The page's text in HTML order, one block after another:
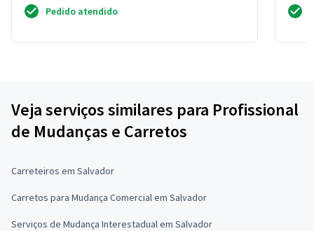
Pedido atendido
Veja serviços similares para Profissional
de Mudanças e Carretos
Carreteiros em Salvador
Carretos para Mudança Comercial em Salvador
Serviços de Mudança Interestadual em Salvador